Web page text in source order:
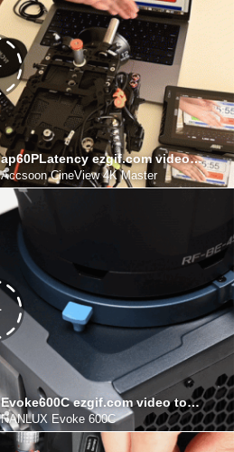
ap60PLatency ezgif.com video to gif converter
Accsoon CineView 4K Master
Evoke600C ezgif.com video to gif converter
NANLUX Evoke 600C